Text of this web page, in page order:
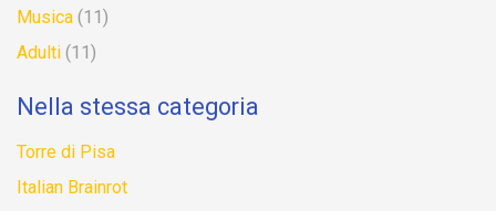
Musica (11)
Adulti (11)
Nella stessa categoria
Torre di Pisa
Italian Brainrot